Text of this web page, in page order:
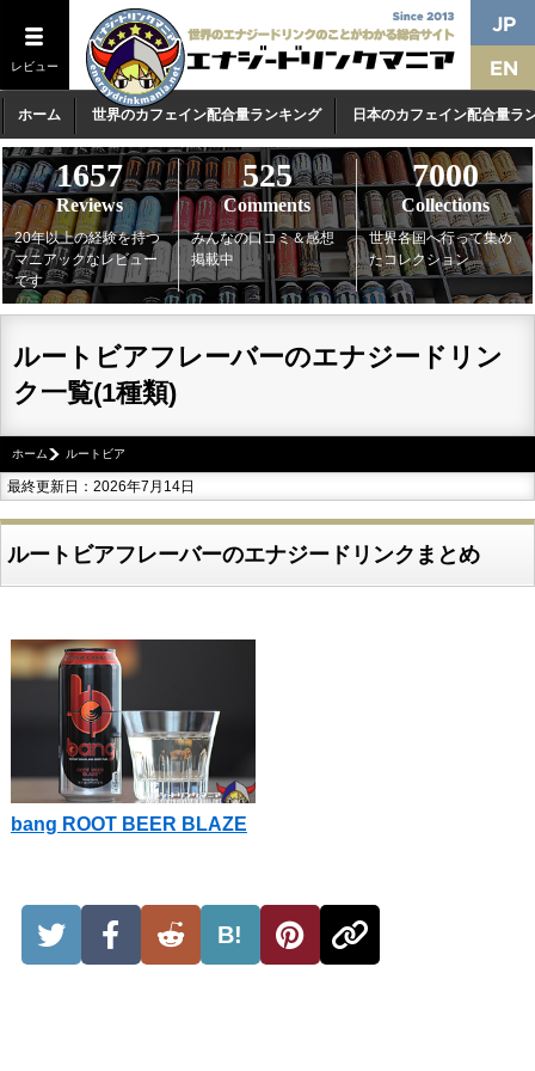
レビュー
ホーム 世界のカフェイン配合量ランキング 日本のカフェイン配合量ラ
1657
Reviews
20年以上の経験を持つ
マニアックなレビュー
です
525
Comments
みんなの口コミ＆感想
掲載中
7000
Collections
世界各国へ行って集め
たコレクション
ルートビアフレーバーのエナジードリン
ク一覧(1種類)
ホーム ルートビア
最終更新日：2026年7月14日
ルートビアフレーバーのエナジードリンクまとめ
bang ROOT BEER BLAZE
B!